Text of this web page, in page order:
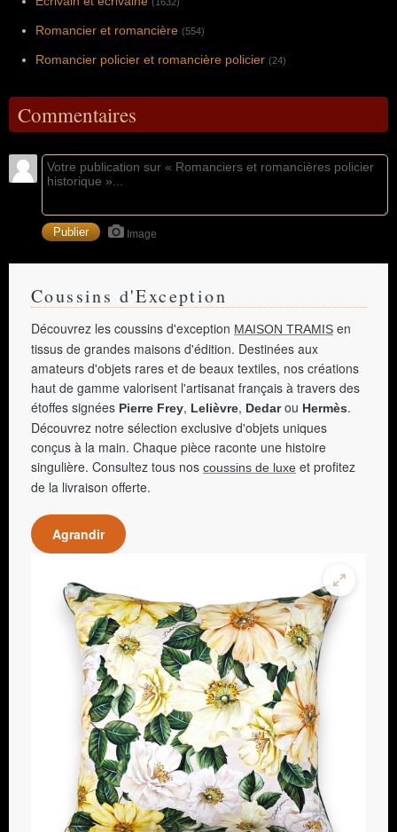
Romancier et romancière (554)
Romancier policier et romancière policier (24)
Commentaires
Image
Coussins d'Exception
Découvrez les coussins d'exception MAISON TRAMIS en
tissus de grandes maisons d'édition. Destinées aux
amateurs d'objets rares et de beaux textiles, nos créations
haut de gamme valorisent l'artisanat français à travers des
étoffes signées Pierre Frey, Lelièvre, Dedarou Hermès.
Découvrez notre sélection exclusive d'objets uniques
conçus à la main. Chaque pièce raconte une histoire
singulière. Consultez tous nos coussins de luxe et profitez
de la livraison offerte.
Agrandir